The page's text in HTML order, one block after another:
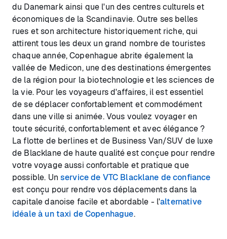
du Danemark ainsi que l'un des centres culturels et
économiques de la Scandinavie. Outre ses belles
rues et son architecture historiquement riche, qui
attirent tous les deux un grand nombre de touristes
chaque année, Copenhague abrite également la
vallée de Medicon, une des destinations émergentes
de la région pour la biotechnologie et les sciences de
la vie. Pour les voyageurs d'affaires, il est essentiel
de se déplacer confortablement et commodément
dans une ville si animée. Vous voulez voyager en
toute sécurité, confortablement et avec élégance ?
La flotte de berlines et de Business Van/SUV de luxe
de Blacklane de haute qualité est conçue pour rendre
votre voyage aussi confortable et pratique que
possible. Un service de VTC Blacklane de confiance
est conçu pour rendre vos déplacements dans la
capitale danoise facile et abordable - l'alternative
idéale à un taxi de Copenhague.